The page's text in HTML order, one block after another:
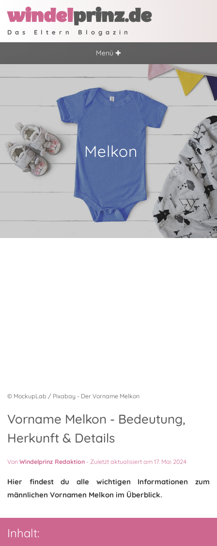
windelprinz.de
Das Eltern Blogazin
Menü ✚
Melkon
© MockupLab / Pixabay - Der Vorname Melkon
Vorname Melkon - Bedeutung,
Herkunft & Details
VonWindelprinz Redaktion - Zuletzt aktualisiert am 17. Mai 2024
Hier findest du alle wichtigen Informationen zum
männlichen Vornamen Melkon im Überblick.
Inhalt: